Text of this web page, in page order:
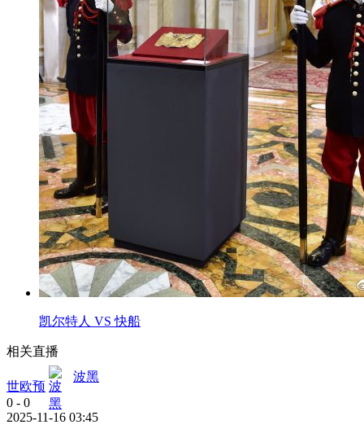
凯尔特人 VS 快船
相关直播
世欧预
波黑
0 - 0
2025-11-16 03:45